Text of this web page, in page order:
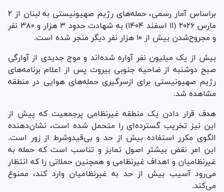
براساس آمار رسمی، حمله‌های رژیم صهیونیستی به لبنان از ۲
مارس ۲۰۲۶ (۱۱ اسفند ۱۴۰۴) به شهادت حدود ۳ هزار و ۳۸۰ نفر
و مجروح‌شدن بیش از ۱۰ هزار نفر دیگر منجر شده است.
بیش از یک میلیون نفر آواره شده‌اند و موج جدیدی از آوارگی
صبح دوشنبه از ضاحیه جنوبی بیروت پس از اعلام برنامه‌های
رژیم صهیونیستی برای ازسرگیری حمله‌های هوایی در منطقه
مشاهده شد.
هدف قرار دادن یک منطقه غیرنظامی پرجمعیت که پیش از
این نیز تخریب گسترده‌ای را متحمل شده است، نشان‌دهنده
الگوی مکرر استفاده بیش از حد و بی‌قیدوشرط از زور است.
این امر نقض بیشتر اصول تمایز و تناسب است که حمله به
غیرنظامیان و اهداف غیرنظامی و همچنین حملاتی را که انتظار
می‌رود آسیب بیش از حد به غیرنظامیان وارد کند، ممنوع
می‌کند.